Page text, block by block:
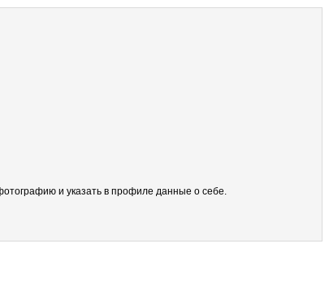
и указать в профиле данные о себе.